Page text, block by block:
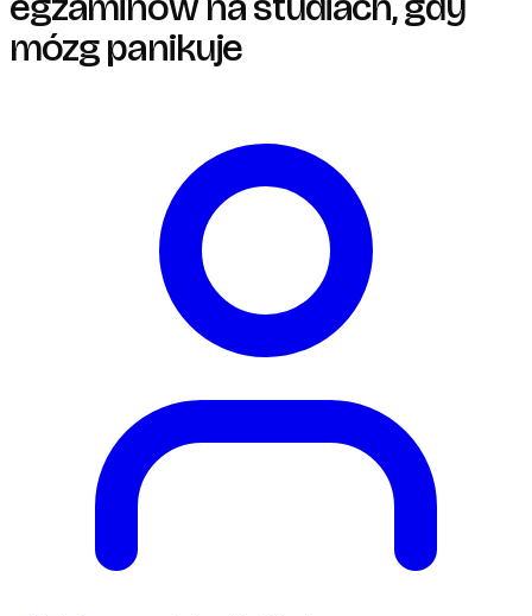
mózg panikuje